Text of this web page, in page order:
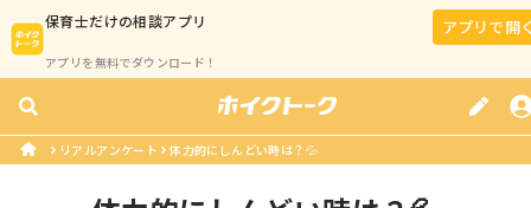
保育士だけの相談アプリ
アプリを無料でダウンロード！
アプリで開
リアルアンケート 体力的にしんどい時は？💦